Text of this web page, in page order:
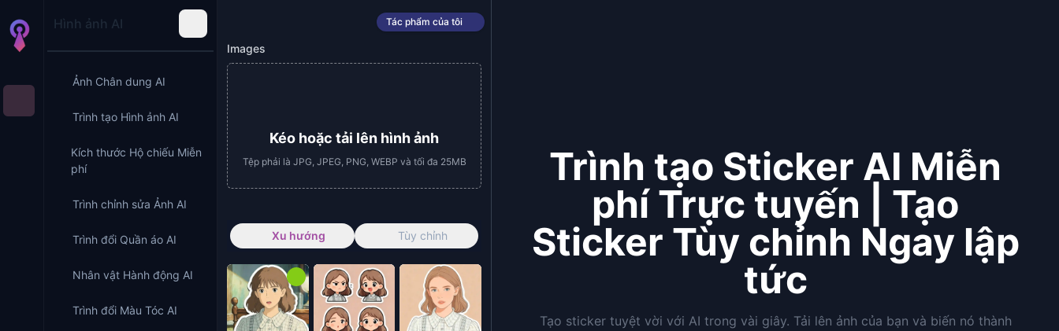
Hình ảnh AI
Ảnh Chân dung AI
Trình tạo Hình ảnh AI
Kích thước Hộ chiếu Miễn
phí
Trình chỉnh sửa Ảnh AI
Trình đổi Quần áo AI
Nhân vật Hành động AI
Trình đổi Màu Tóc AI
Tác phẩm của tôi
Images
Kéo hoặc tải lên hình ảnh
Tệp phải là JPG, JPEG, PNG, WEBP và tối đa 25MB
Xu hướng Tùy chỉnh
Trình tạo Sticker AI Miễn
phí Trực tuyến | Tạo
Sticker Tùy chỉnh Ngay lập
tức
Tạo sticker tuyệt vời với AI trong vài giây. Tải lên ảnh của bạn và biến nó thành